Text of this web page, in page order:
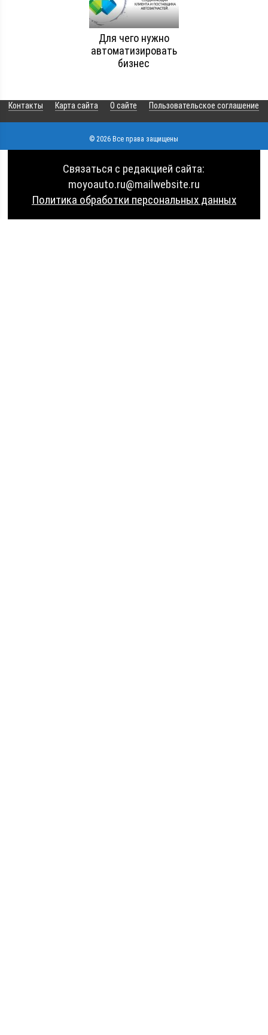
Для чего нужно
автоматизировать
бизнес
Контакты Карта сайта О сайте Пользовательское соглашение
© 2026 Все права защищены
Связаться с редакцией сайта:
moyoauto.ru@mailwebsite.ru
Политика обработки персональных данных